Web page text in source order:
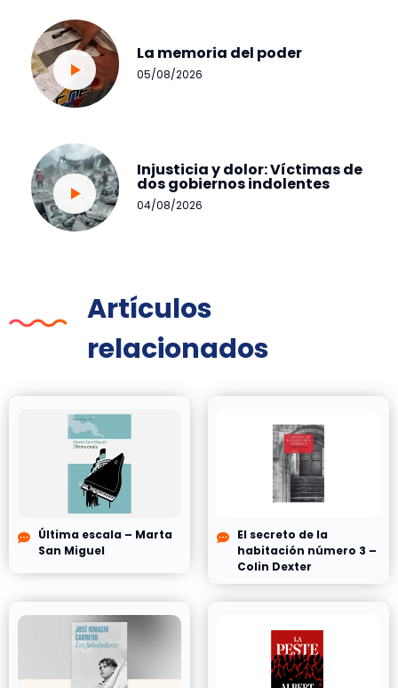
La memoria del poder
05/08/2026
Injusticia y dolor: Víctimas de
dos gobiernos indolentes
04/08/2026
Artículos
relacionados
Última escala – Marta
San Miguel
El secreto de la
habitación número 3 –
Colin Dexter